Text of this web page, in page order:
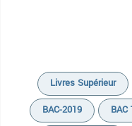
Livres Supérieur
BAC-2019